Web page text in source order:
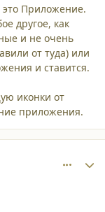
Приложение.
другое, как
и не очень
от туда) или
и ставится.
иконки от
приложения.